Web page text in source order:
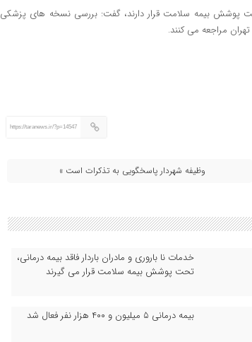
البرز با اعلام اینکه حدود ۵۵۰ هزار نفر تحت پوشش بیمه سلامت قرار دارند، گفت: بررسی نسخه های پزشکی
https://taranews.ir/?p=14547
وظیفه شهردار پاسخگویی به تذکرات است »
خدمات نا باروری و مادران باردار فاقد بیمه درمانی،
تحت پوشش بیمه سلامت قرار می گیرند
بیمه درمانی ۵ میلیون و ۴۰۰ هزار نفر فعال شد